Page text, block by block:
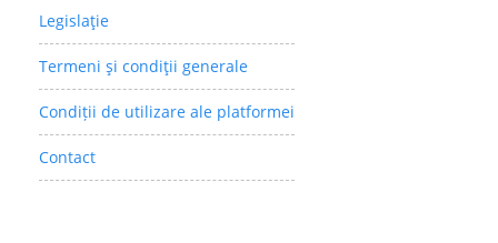
Legislaţie
Termeni şi condiţii generale
Condiții de utilizare ale platformei
Contact